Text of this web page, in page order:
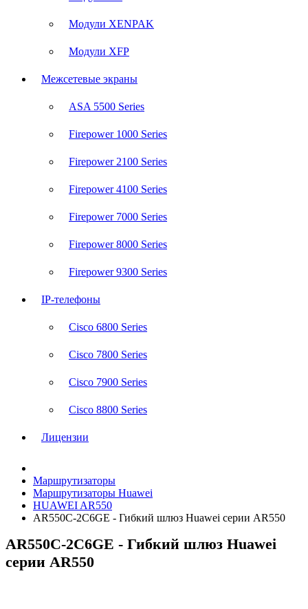
Модули XENPAK
Модули XFP
Межсетевые экраны
ASA 5500 Series
Firepower 1000 Series
Firepower 2100 Series
Firepower 4100 Series
Firepower 7000 Series
Firepower 8000 Series
Firepower 9300 Series
IP-телефоны
Cisco 6800 Series
Cisco 7800 Series
Cisco 7900 Series
Cisco 8800 Series
Лицензии
Маршрутизаторы
Маршрутизаторы Huawei
HUAWEI AR550
AR550C-2C6GE - Гибкий шлюз Huawei серии AR550
AR550C-2C6GE - Гибкий шлюз Huawei
серии AR550